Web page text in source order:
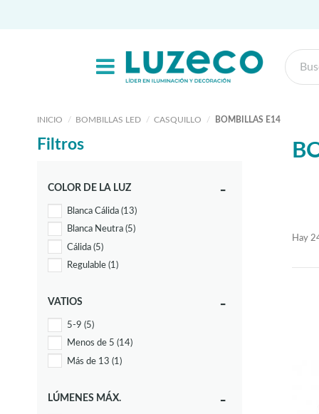
INICIO BOMBILLAS LED CASQUILLO BOMBILLAS E14
Hay
Filtros
COLOR DE LA LUZ
Blanca Cálida (13)
Blanca Neutra (5)
Cálida (5)
Regulable (1)
VATIOS
5-9 (5)
Menos de 5 (14)
Más de 13 (1)
LÚMENES MÁX.